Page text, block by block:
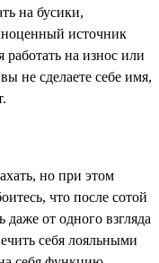
на бусики,
источник
на износ или
не сделаете себе имя,
но при этом
что после сотой
от одного взгляда
себя лояльными